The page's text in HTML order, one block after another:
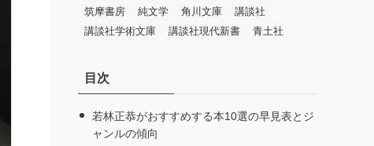
筑摩書房
純文学 角川文庫
講談社
講談社学術文庫
講談社現代新書 青土社
目次
若林正恭がおすすめする本10選の早見表とジ
ャンルの傾向